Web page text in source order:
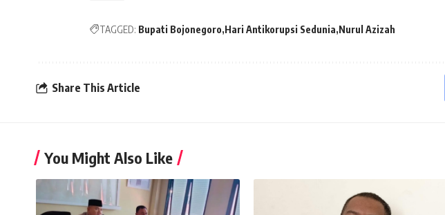
TAGGED: Bupati Bojonegoro Hari Antikorupsi Sedunia Nurul Azizah
Share This Article
You Might Also Like